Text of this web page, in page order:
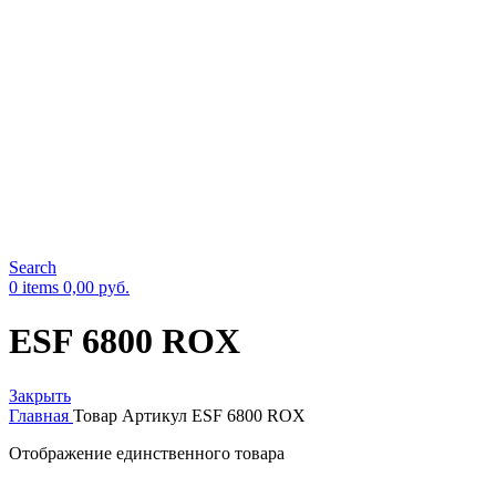
Search
0 items 0,00 руб.
ESF 6800 ROX
Закрыть
Главная Товар Артикул ESF 6800 ROX
Отображение единственного товара